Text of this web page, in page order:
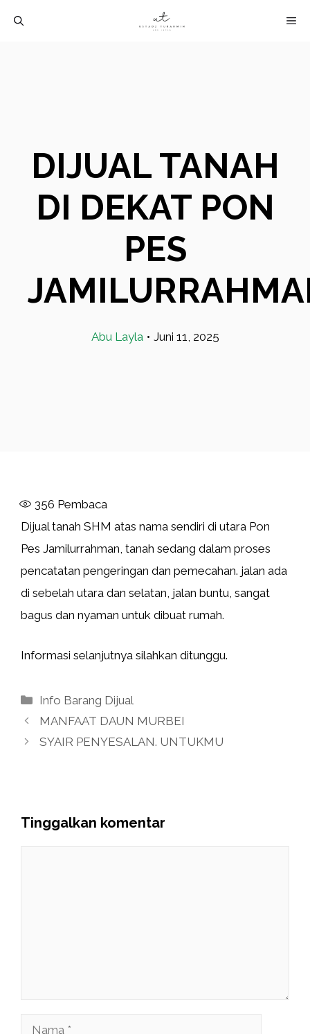
DIJUAL TANAH
DI DEKAT PON
PES
Abu Layla • Juni 11, 2025
356 Pembaca
Dijual tanah SHM atas nama sendiri di utara Pon
Pes Jamilurrahman, tanah sedang dalam proses
pencatatan pengeringan dan pemecahan. jalan ada
di sebelah utara dan selatan, jalan buntu, sangat
bagus dan nyaman untuk dibuat rumah.
Informasi selanjutnya silahkan ditunggu.
Kategori
Info Barang Dijual
MANFAAT DAUN MURBEI
SYAIR PENYESALAN. UNTUKMU
Tinggalkan komentar
Nama